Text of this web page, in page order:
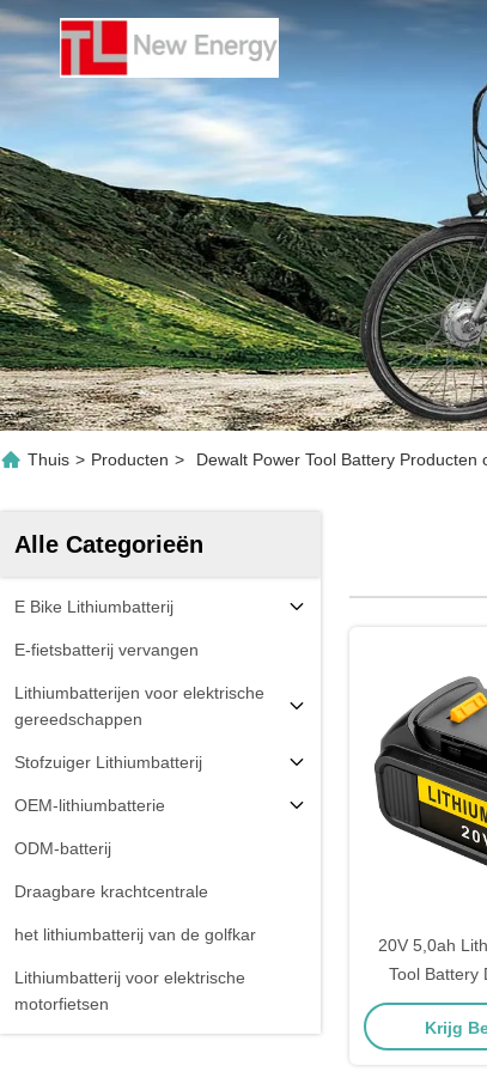
Thuis > Producten > Dewalt Power Tool Battery Producten
Alle Categorieën
E Bike Lithiumbatterij
E-fietsbatterij vervangen
Lithiumbatterijen voor elektrische
gereedschappen
Stofzuiger Lithiumbatterij
OEM-lithiumbatterie
ODM-batterij
Draagbare krachtcentrale
het lithiumbatterij van de golfkar
Lithiumbatterij voor elektrische
motorfietsen
20V 5,0ah
Tool Battery
Krijg